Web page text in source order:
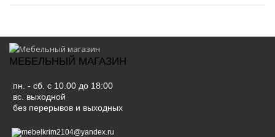
МЕБЕЛЬНЫЙ МАГАЗИН
пн. - сб. с 10.00 до 18:00
вс. выходной
без перерывов и выходных
mebelkrim2104@yandex.ru